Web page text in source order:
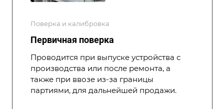
Поверка и калибровка
Первичная поверка
Проводится при выпуске устройства с
производства или после ремонта, а
также при ввозе из-за границы
партиями, для дальнейшей продажи.